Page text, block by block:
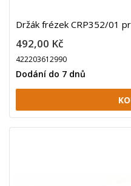
Držák frézek CRP352/01
492,00 Kč
422203612990
Dodání do 7 dnů